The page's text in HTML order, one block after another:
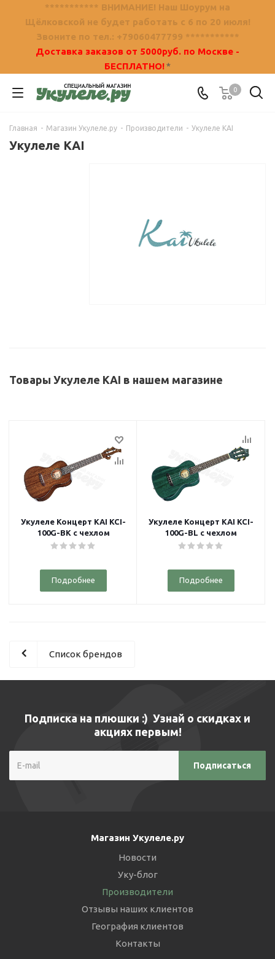
*********** ВНИМАНИЕ! Наш Шоурум на
Щёлковской не будет работать с 6 по 20 июля!
Звоните по тел.: +79060477799 ***********
Доставка заказов от 5000руб. по Москве -
БЕСПЛАТНО!*
0
Главная - Магазин Укулеле.ру - Производители - Укулеле KAI
Укулеле KAI
Товары Укулеле KAI в нашем магазине
Укулеле Концерт KAI KCI-
100G-BK с чехлом
Подробнее
Укулеле Концерт KAI KCI-
100G-BL с чехлом
Подробнее
Список брендов
Подписка на плюшки :) Узнай о скидках и
акциях первым!
Магазин Укулеле.ру
Новости
Уку-блог
Производители
Отзывы наших клиентов
География клиентов
Контакты